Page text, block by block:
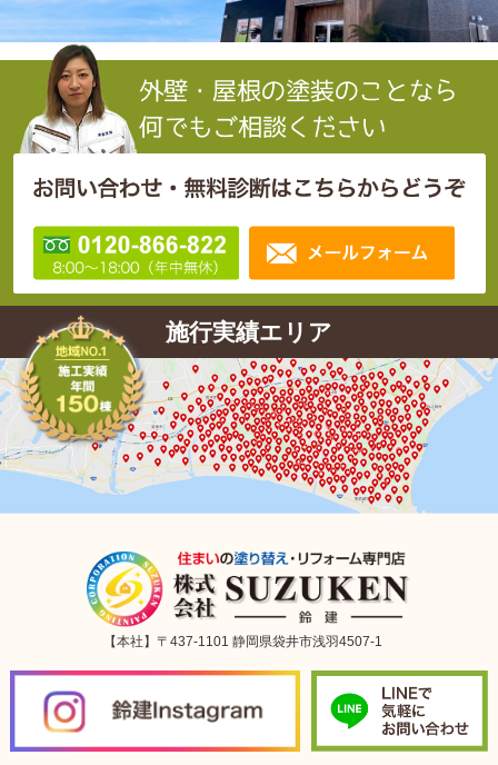
施行実績エリア
【本社】〒437-1101 静岡県袋井市浅羽4507-1